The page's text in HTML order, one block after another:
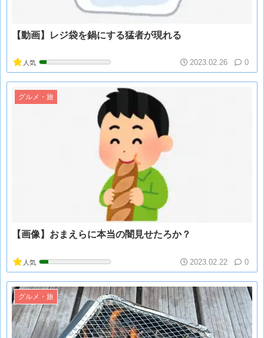
【動画】レジ袋を鍋にする猛者が現れる
人気 2023.02.26 0
グルメ・旅
【画像】おまえらに本当の闇見せたろか？
人気 2023.02.22 0
グルメ・旅